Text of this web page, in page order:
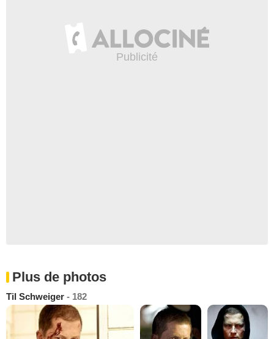
Plus de photos
Til Schweiger - 182